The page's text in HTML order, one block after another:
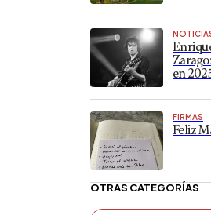
en
FIRMAS
Feliz
OTRAS CATEGORÍAS